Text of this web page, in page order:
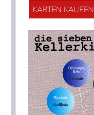
KARTEN KAUFEN